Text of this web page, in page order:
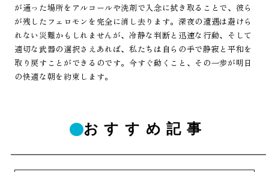
が通った場所をアルコールや洗剤で入念に拭き取ることで、彼ら
が残したフェロモンを完全に消し去ります。深夜の遭遇は避けら
れない災難かもしれませんが、冷静な判断と迅速な行動、そして
適切な武器の選択さえあれば、私たちは自らの手で静寂と平和を
取り戻すことができるのです。今すぐ動くこと、その一歩が明日
の快適な朝を約束します。
おすすめ記事